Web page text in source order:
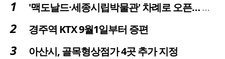
'맥도날드·세종시립박물관' 차례로 오픈… 고운동 정주여건 좋아진다
경주역 KTX 9월1일부터 증편
아산시, 골목형상점가 4곳 추가 지정